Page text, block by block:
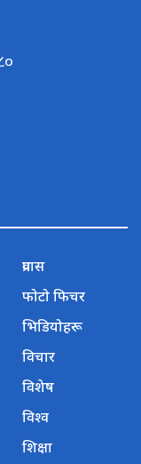
प्रवास
फोटो फिचर
भिडियोहरू
विचार
विशेष
विश्व
शिक्षा